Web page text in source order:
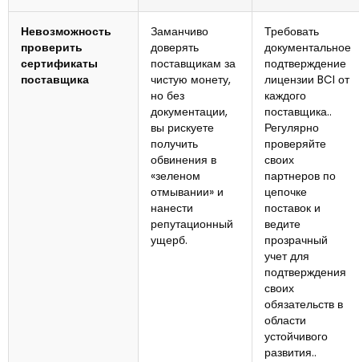
Невозможность
проверить
сертификаты
поставщика
Заманчиво
доверять
поставщикам за
чистую монету,
но без
документации,
вы рискуете
получить
обвинения в
«зеленом
отмывании» и
нанести
репутационный
ущерб.
Требовать
документальное
подтверждение
лицензии BCI от
каждого
поставщика..
Регулярно
проверяйте
своих
партнеров по
цепочке
поставок и
ведите
прозрачный
учет для
подтверждения
своих
обязательств в
области
устойчивого
развития..